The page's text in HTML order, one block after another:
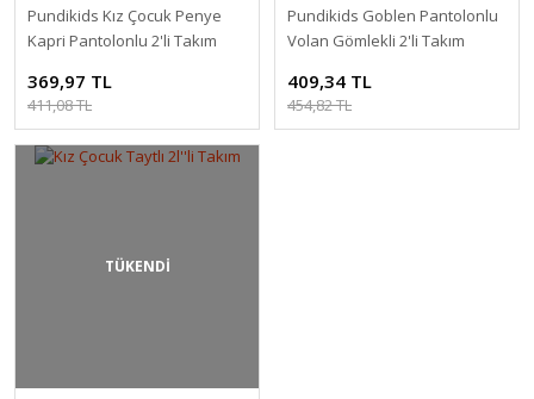
Pundikids Kız Çocuk Penye
Kapri Pantolonlu 2'li Takım
369,97 TL
411,08 TL
Pundikids Goblen Pantolonlu
Volan Gömlekli 2'li Takım
409,34 TL
454,82 TL
TÜKENDİ